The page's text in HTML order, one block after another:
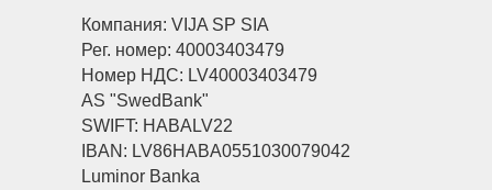
Компания: VIJA SP SIA
Рег. номер: 40003403479
Номер НДС: LV40003403479
AS "SwedBank"
SWIFT: HABALV22
IBAN: LV86HABA0551030079042
Luminor Banka